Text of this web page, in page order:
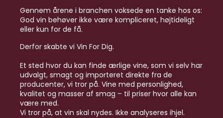
Gennem årene i branchen voksede en tanke hos os:
God vin behøver ikke være kompliceret, højtideligt
eller kun for de få.
Derfor skabte vi Vin For Dig.
Et sted hvor du kan finde ærlige vine, som vi selv har
udvalgt, smagt og importeret direkte fra de
producenter, vi tror på. Vine med personlighed,
kvalitet og masser af smag – til priser hvor alle kan
være med.
Vi tror på, at vin skal nydes. Ikke analyseres ihjel.